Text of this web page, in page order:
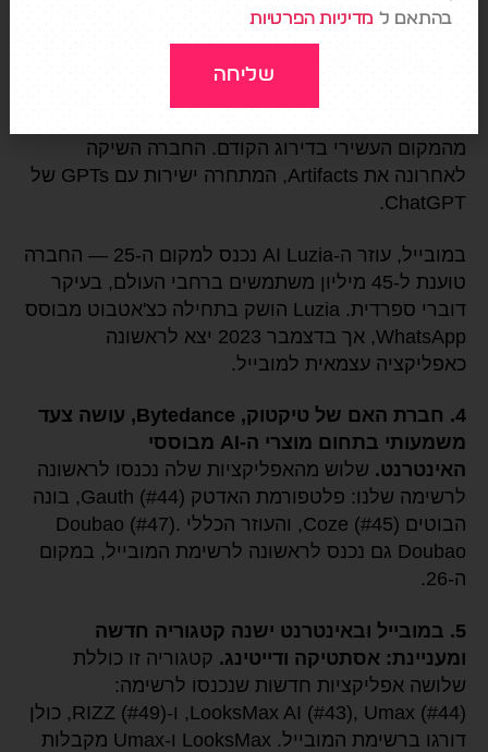
מהמקום העשירי בדירוג הקודם. החברה השיקה
לאחרונה את Artifacts, המתחרה ישירות עם GPTs של
ChatGPT.
במובייל, עוזר ה-AI Luzia נכנס למקום ה-25 — החברה
טוענת ל-45 מיליון משתמשים ברחבי העולם, בעיקר
דוברי ספרדית. Luzia הושק בתחילה כצ'אטבוט מבוסס
WhatsApp, אך בדצמבר 2023 יצא לראשונה
כאפליקציה עצמאית למובייל.
4. חברת האם של טיקטוק, Bytedance, עושה צעד
משמעותי בתחום מוצרי ה-AI מבוססי
האינטרנט. שלוש מהאפליקציות שלה נכנסו לראשונה
לרשימה שלנו: פלטפורמת האדטק Gauth (#44), בונה
הבוטים Coze (#45), והעוזר הכללי Doubao (#47).
Doubao גם נכנס לראשונה לרשימת המובייל, במקום
ה-26.
5. במובייל ובאינטרנט ישנה קטגוריה חדשה
ומעניינת: אסתטיקה ודייטינג. קטגוריה זו כוללת
שלושה אפליקציות חדשות שנכנסו לרשימה:
LooksMax AI (#43), Umax (#44), ו-RIZZ (#49), כולן
דורגו ברשימת המובייל. LooksMax ו-Umax מקבלות
בהתאם ל מדיניות הפרטיות
שליחה